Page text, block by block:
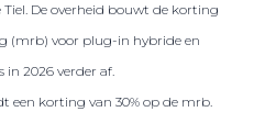
De overheid bouwt de korting
(mrb) voor plug-in hybride en
in 2026 verder af.
een korting van 30% op de mrb.